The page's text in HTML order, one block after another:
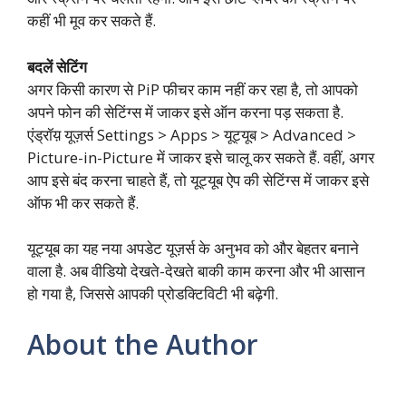
कहीं भी मूव कर सकते हैं.
बदलें सेटिंग
अगर किसी कारण से PiP फीचर काम नहीं कर रहा है, तो आपको
अपने फोन की सेटिंग्स में जाकर इसे ऑन करना पड़ सकता है.
एंड्रॉय़ यूज़र्स Settings > Apps > यूट्यूब > Advanced >
Picture-in-Picture में जाकर इसे चालू कर सकते हैं. वहीं, अगर
आप इसे बंद करना चाहते हैं, तो यूट्यूब ऐप की सेटिंग्स में जाकर इसे
ऑफ भी कर सकते हैं.
यूट्यूब का यह नया अपडेट यूज़र्स के अनुभव को और बेहतर बनाने
वाला है. अब वीडियो देखते-देखते बाकी काम करना और भी आसान
हो गया है, जिससे आपकी प्रोडक्टिविटी भी बढ़ेगी.
About the Author